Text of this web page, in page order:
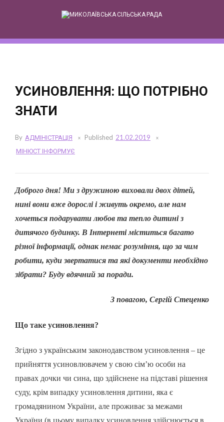
to
УСИНОВЛЕННЯ: ЩО ПОТРІБНО
ЗНАТИ
By АДМІНІСТРАЦІЯ Published 21.02.2019
МІНЮСТ ІНФОРМУЄ
Доброго дня! Ми з дружиною виховали двох дітей,
нині вони вже дорослі і живуть окремо, але нам
хочеться подарувати любов та тепло дитині з
дитячого будинку. В Інтернеті міститься багато
різної інформації, однак немає розуміння, що за чим
робити, куди звертатися та які документи необхідно
зібрати? Буду вдячний за поради.
З повагою, Сергій Стеценко
Що таке усиновлення?
Згідно з українським законодавством усиновлення – це
прийняття усиновлювачем у свою сім’ю особи на
правах дочки чи сина, що здійснене на підставі рішення
суду, крім випадку усиновлення дитини, яка є
громадянином України, але проживає за межами